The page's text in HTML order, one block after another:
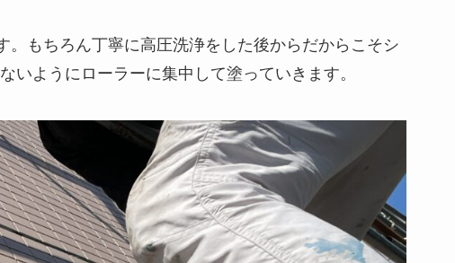
もちろん丁寧に高圧洗浄をした後からだからこそシ
いようにローラーに集中して塗っていきます。